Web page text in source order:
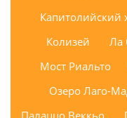
Капитолийский
Колизей
Ла
Мост Риальто
Озеро Лаго-
Палаццо Веккьо